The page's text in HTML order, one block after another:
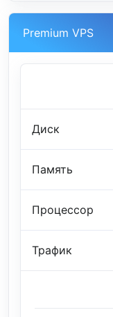
Premium VPS
Диск
Память
Процессор
Трафик